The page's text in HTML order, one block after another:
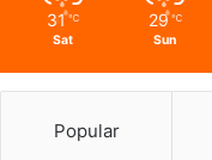
31 ℃
Sat
29 ℃
Sun
Popular